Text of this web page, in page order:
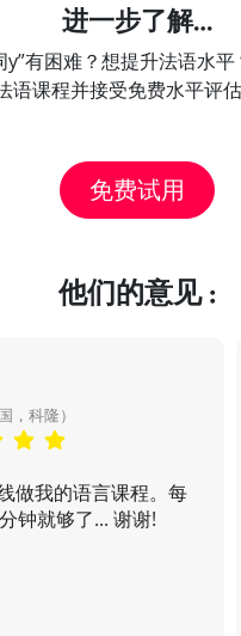
进一步了解…
y”有困难？想提升法语水
语课程并接受免费水平评估
免费试用
他们的意见 :
，科隆）
做我的语言课程。每
钟就够了... 谢谢!